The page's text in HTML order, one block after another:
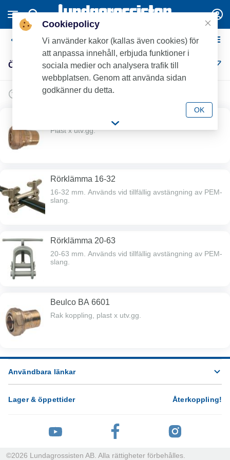
Övrigt plaströrskopplingar
Övrigt plaströrskopplingar (4)
Plast x utv.gg.
Rörklämma 16-32
16-32 mm. Används vid tillfällig avstängning av PEM-
slang.
Rörklämma 20-63
20-63 mm. Används vid tillfällig avstängning av PEM-
slang.
Beulco BA 6601
Rak koppling, plast x utv.gg.
Användbara länkar
Lager & öppettider Återkoppling!
©2026 Lundagrossisten AB. Alla rättigheter förbehålles.
Cookiepolicy
Vi använder kakor (kallas även cookies) för
att anpassa innehåll, erbjuda funktioner i
sociala medier och analysera trafik till
webbplatsen. Genom att använda sidan
godkänner du detta.
OK